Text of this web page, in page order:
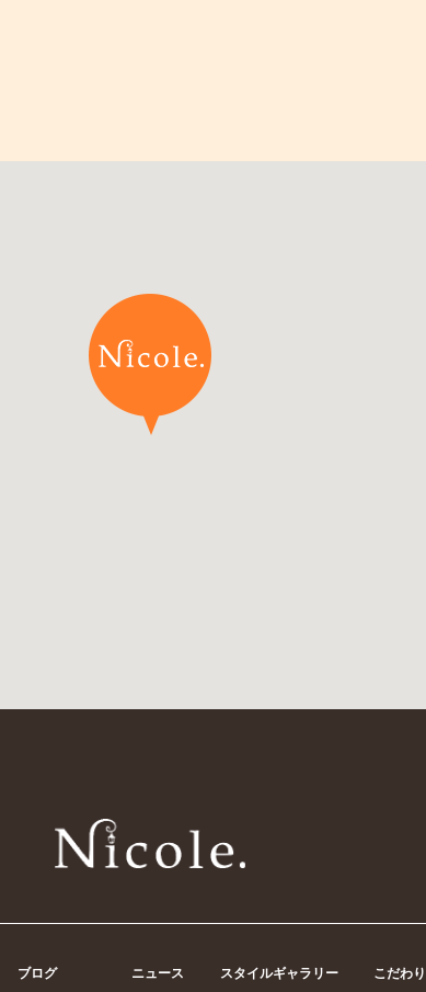
ブログ ニュース スタイルギャラリー こだわり